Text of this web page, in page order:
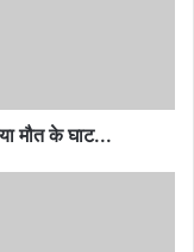
मौत के घाट...